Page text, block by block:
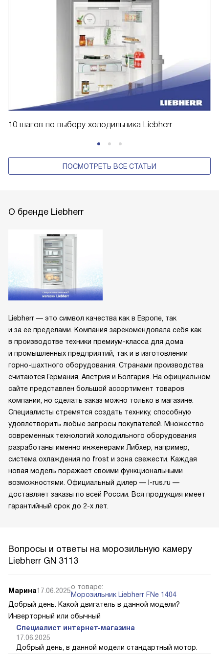
10 шагов по выбору холодильника Liebherr
ПОСМОТРЕТЬ ВСЕ СТАТЬИ
О бренде Liebherr
Liebherr — это символ качества как в Европе, так
и за ее пределами. Компания зарекомендовала себя как
в производстве техники премиум-класса для дома
и промышленных предприятий, так и в изготовлении
горно-шахтного оборудования. Странами производства
считаются Германия, Австрия и Болгария. На официальном
сайте представлен большой ассортимент товаров
компании, но сделать заказ можно только в магазине.
Специалисты стремятся создать технику, способную
удовлетворить любые запросы покупателей. Множество
современных технологий холодильного оборудования
разработаны именно инженерами Либхер, например,
система охлаждения no frost и зона свежести. Каждая
новая модель поражает своими функциональными
возможностями. Официальный дилер — l-rus.ru —
доставляет заказы по всей России. Вся продукция имеет
гарантийный срок до 2-х лет.
Вопросы и ответы на морозильную камеру
Liebherr GN 3113
Марина17.06.2025о товаре:
Морозильник Liebherr FNe 1404
Добрый день. Какой двигатель в данной модели?
Инверторный или обычный
Специалист интернет-магазина
17.06.2025
Добрый день, в данной модели стандартный мотор.